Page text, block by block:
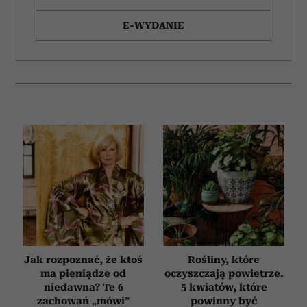
E-WYDANIE
Jak rozpoznać, że ktoś
ma pieniądze od
niedawna? Te 6
zachowań „mówi”
Rośliny, które
oczyszczają powietrze.
5 kwiatów, które
powinny być